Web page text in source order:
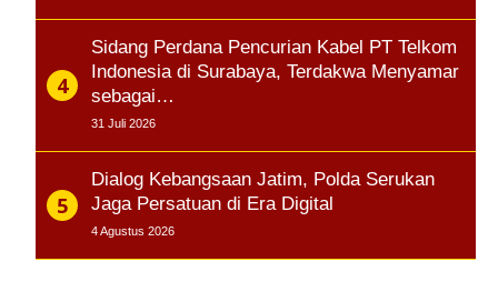
Sidang Perdana Pencurian Kabel PT Telkom
Indonesia di Surabaya, Terdakwa Menyamar
sebagai…
31 Juli 2026
Dialog Kebangsaan Jatim, Polda Serukan
Jaga Persatuan di Era Digital
4 Agustus 2026